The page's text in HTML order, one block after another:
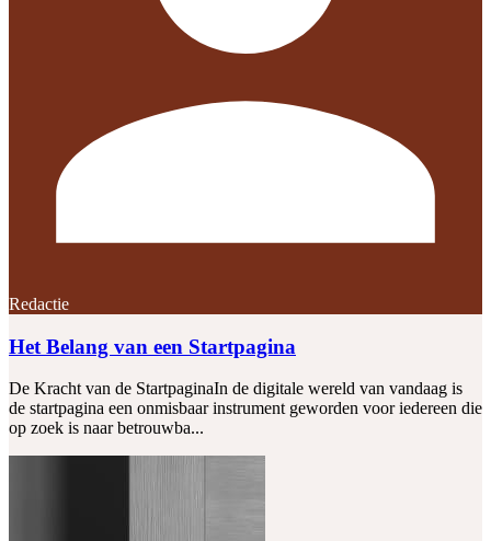
Redactie
Het Belang van een Startpagina
De Kracht van de StartpaginaIn de digitale wereld van vandaag is
de startpagina een onmisbaar instrument geworden voor iedereen die
op zoek is naar betrouwba...